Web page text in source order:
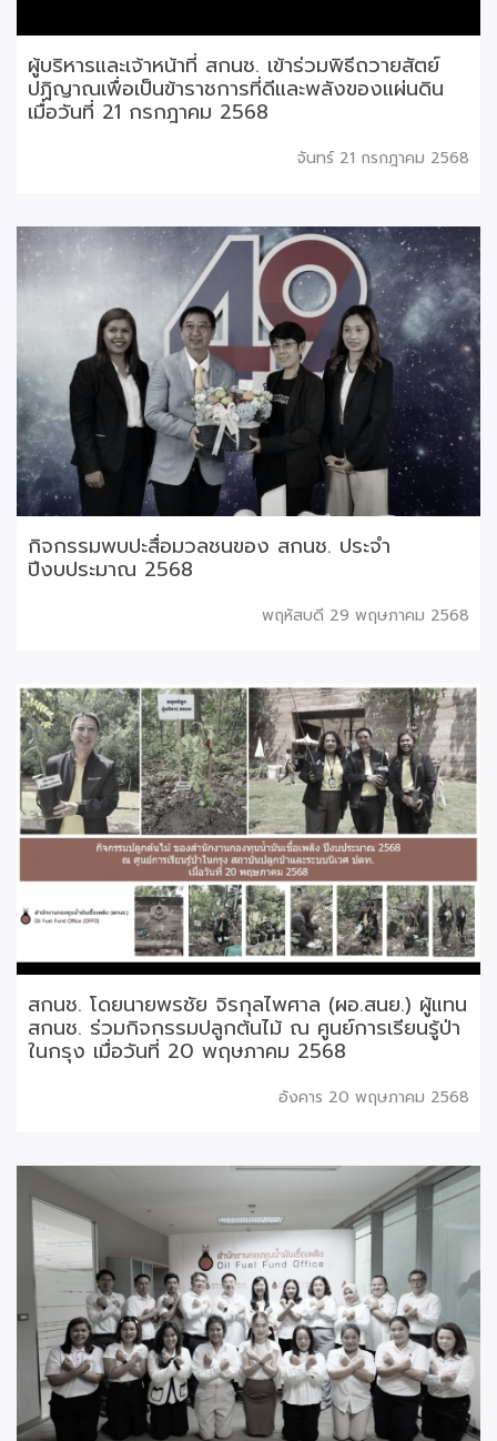
ผู้บริหารและเจ้าหน้าที่ สกนช. เข้าร่วมพิธีถวายสัตย์
ปฏิญาณเพื่อเป็นข้าราชการที่ดีและพลังของแผ่นดิน
เมื่อวันที่ 21 กรกฎาคม 2568
จันทร์ 21 กรกฎาคม 2568
กิจกรรมพบปะสื่อมวลชนของ สกนช. ประจำ
ปีงบประมาณ 2568
พฤหัสบดี 29 พฤษภาคม 2568
สกนช. โดยนายพรชัย จิรกุลไพศาล (ผอ.สนย.) ผู้แทน
สกนช. ร่วมกิจกรรมปลูกต้นไม้ ณ ศูนย์การเรียนรู้ป่า
ในกรุง เมื่อวันที่ 20 พฤษภาคม 2568
อังคาร 20 พฤษภาคม 2568